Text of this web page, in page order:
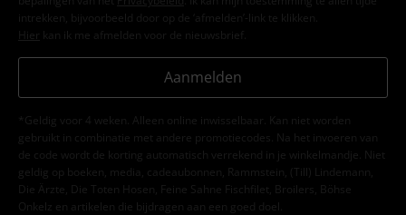
intrekken, bijvoorbeeld door op de ‘afmelden’-link te klikken.
Hier kan ik me afmelden voor de nieuwsbrief.
Aanmelden
*Geldig voor 4 weken. Alleen online inwisselbaar. Kan niet worden
gebruikt in combinatie met andere promotiecodes. Na het invoeren van
de code wordt de korting automatisch verrekend in je winkelmandje. Niet
geldig op boeken, media, cadeaubonnen, Rammstein, (Till) Lindemann,
Die Ärzte, Die Toten Hosen, Feine Sahne Fischfilet, Broilers, Böhse
Onkelz en artikelen die bijdragen aan een goed doel.